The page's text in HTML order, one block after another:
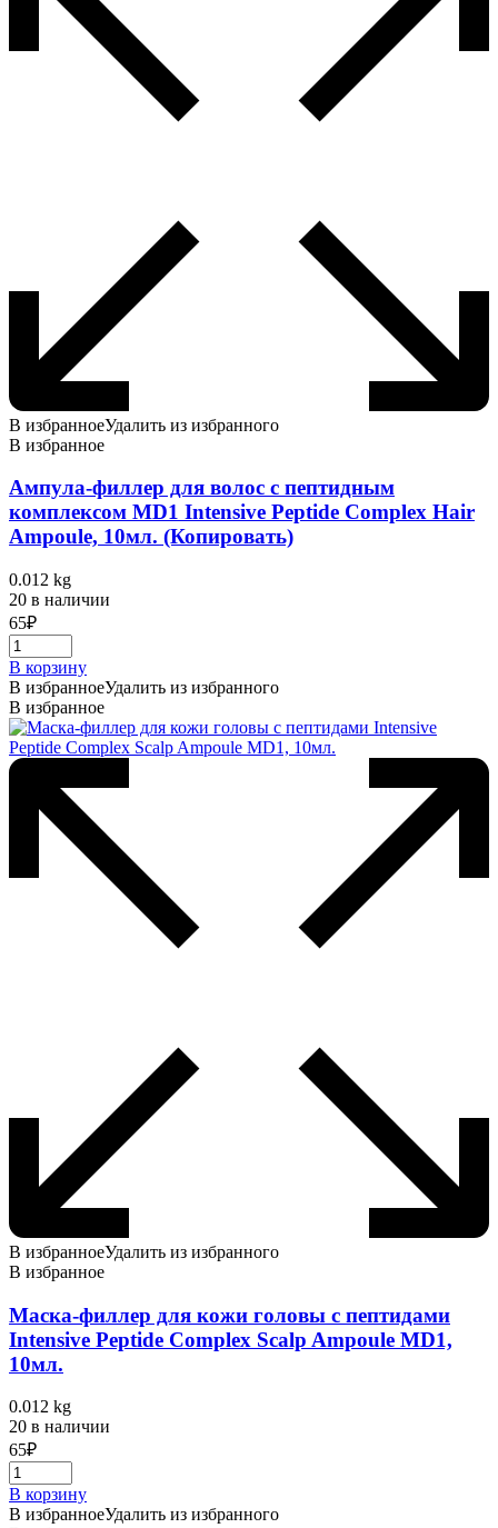
В избранноеУдалить из избранного
В избранное
Ампула-филлер для волос с пептидным
комплексом MD1 Intensive Peptide Complex Hair
Ampoule, 10мл. (Копировать)
0.012 kg
20 в наличии
65₽
В корзину
В избранноеУдалить из избранного
В избранное
В избранноеУдалить из избранного
В избранное
Маска-филлер для кожи головы с пептидами
Intensive Peptide Complex Scalp Ampoule MD1,
10мл.
0.012 kg
20 в наличии
65₽
В корзину
В избранноеУдалить из избранного